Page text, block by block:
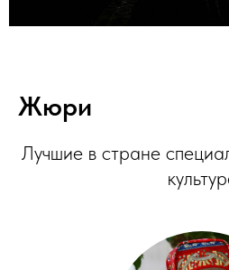
Жюри
Лучшие в стране